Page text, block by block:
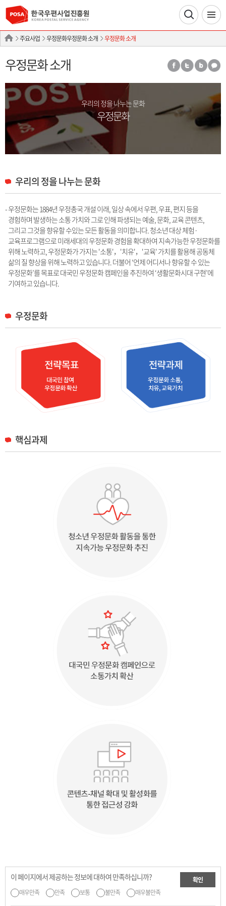
주요사업 우정문화우정문화 소개 우정문화 소개
우정문화 소개
우리의 정을 나누는 문화
우정문화
우리의 정을 나누는 문화
- 우정문화는 1884년 우정총국 개설 이래, 일상 속에서 우편, 우표, 편지 등을
경험하며 발생하는 소통 가치와 그로 인해 파생되는 예술, 문화, 교육 콘텐츠,
그리고 그것을 향유할 수있는 모든 활동을 의미합니다. 청소년 대상 체험·
교육프로그램으로 미래세대의 우정문화 경험을 확대하여 지속가능한 우정문화를
위해 노력하고, 우정문화가 가지는 '소통'，'치유'，'교육' 가치를 활용해 공동체
삶의 질 향상을 위해 노력하고 있습니다. 더불어 ‘언제 어디서나 향유할 수 있는
우정문화’를 목표로 대국민 우정문화 캠페인을 추진하여 ‘생활문화시대 구현’에
기여하고 있습니다.
우정문화
핵심과제
이 페이지에서 제공하는 정보에 대하여 만족하십니까?
매우만족 만족 보통 불만족 매우불만족
확인